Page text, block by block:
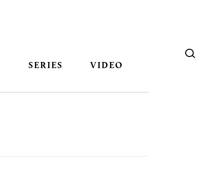
SERIES VIDEO